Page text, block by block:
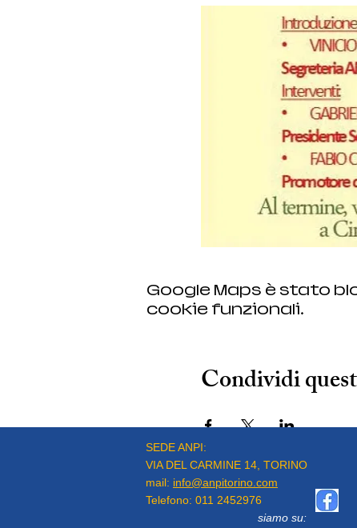
Google Maps è stato
cookie funzionali.
Condividi
SEDE ANPI:
VIA DEL CARMINE 14, TORINO
mail: info@anpitorino.com
Telefono: 011 2452976
siamo su: